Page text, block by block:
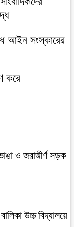
আইন সংস্কারের
করে
ও জরাজীর্ণ সড়ক
উচ্চ বিদ্যালয়ে